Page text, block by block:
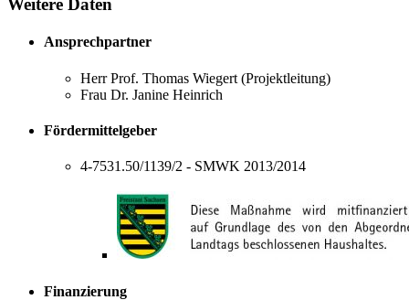
Weitere Daten
Ansprechpartner
Herr Prof. Thomas Wiegert (Projektleitung)
Frau Dr. Janine Heinrich
Fördermittelgeber
4-7531.50/1139/2 - SMWK 2013/2014
Finanzierung